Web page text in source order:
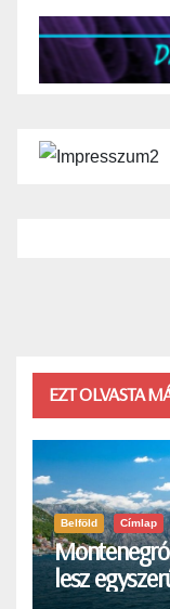
EZT OLVASTA
Belföld Címlap
lesz